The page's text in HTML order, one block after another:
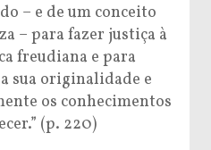
– e de um conceito
– para fazer justiça à
freudiana e para
sua originalidade e
os conhecimentos
(p. 220)